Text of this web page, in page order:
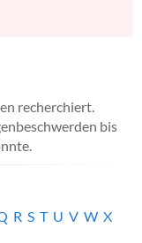
recherchiert.
bis
R S T U V W X